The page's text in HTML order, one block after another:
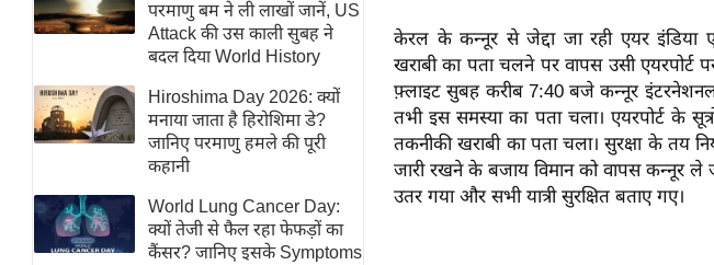
न्यूज ब्रीफ
मनोरंजन जगत
बॉलीवुड
हॉलीवुड
फिल्म समीक्षा
News
लाइफस्टाइल
परमाणु बम ने ली लाखों जानें, US
Attack की उस काली सुबह ने
बदल दिया World History
Hiroshima Day 2026: क्यों
मनाया जाता है हिरोशिमा डे?
जानिए परमाणु हमले की पूरी
कहानी
World Lung Cancer Day:
क्यों तेजी से फैल रहा फेफड़ों का
कैंसर? जानिए इसके Symptoms
केरल के कन्नूर से जेद्दा जा रही एयर इंडिया
खराबी का पता चलने पर वापस उसी एयरपोर्ट
फ़्लाइट सुबह करीब 7:40 बजे कन्नूर इंटरनेशनल
तभी इस समस्या का पता चला। एयरपोर्ट के
तकनीकी खराबी का पता चला। सुरक्षा के तय
जारी रखने के बजाय विमान को वापस कन्नूर ले
उतर गया और सभी यात्री सुरक्षित बताए गए।